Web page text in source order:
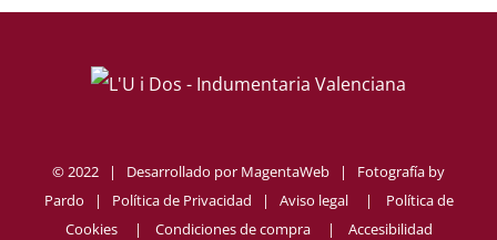
© 2022 | Desarrollado por MagentaWeb | Fotografía by
Pardo | Política de Privacidad | Aviso legal| Política de
Cookies| Condiciones de compra| Accesibilidad